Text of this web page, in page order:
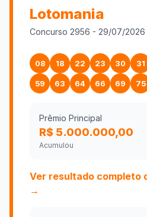
Lotomania
Concurso 2956 - 29/07/2026
08 18 22 23 30 31
59 63 64 66 69 75
Prêmio Principal
R$ 5.000.000,00
Acumulou
Ver resultado completo
→